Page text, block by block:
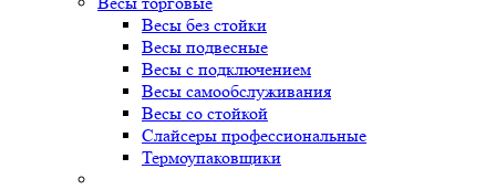
Весы без стойки
Весы подвесные
Весы с подключением
Весы самообслуживания
Весы со стойкой
Слайсеры профессиональные
Термоупаковщики